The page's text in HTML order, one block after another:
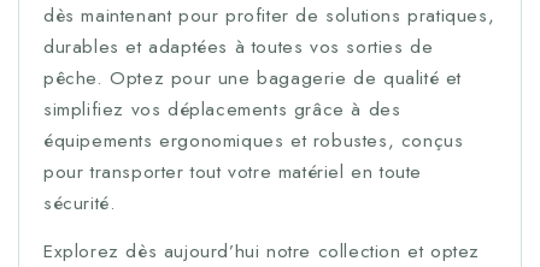
dès maintenant pour profiter de solutions pratiques,
durables et adaptées à toutes vos sorties de
pêche. Optez pour une bagagerie de qualité et
simplifiez vos déplacements grâce à des
équipements ergonomiques et robustes, conçus
pour transporter tout votre matériel en toute
sécurité.
Explorez dès aujourd’hui notre collection et optez